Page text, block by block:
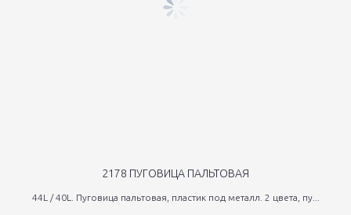
2178 ПУГОВИЦА ПАЛЬТОВАЯ
44L / 40L. Пуговица пальтовая, пластик под металл. 2 цвета, пу...